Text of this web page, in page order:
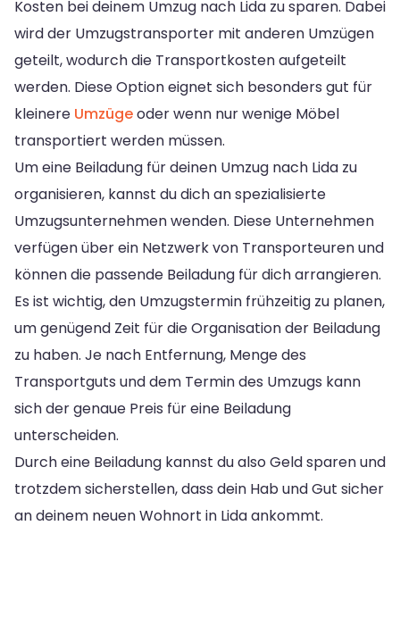
Kosten bei deinem Umzug nach Lida zu sparen. Dabei
wird der Umzugstransporter mit anderen Umzügen
geteilt, wodurch die Transportkosten aufgeteilt
werden. Diese Option eignet sich besonders gut für
kleinere Umzügeoder wenn nur wenige Möbel
transportiert werden müssen.
Um eine Beiladung für deinen Umzug nach Lida zu
organisieren, kannst du dich an spezialisierte
Umzugsunternehmen wenden. Diese Unternehmen
verfügen über ein Netzwerk von Transporteuren und
können die passende Beiladung für dich arrangieren.
Es ist wichtig, den Umzugstermin frühzeitig zu planen,
um genügend Zeit für die Organisation der Beiladung
zu haben. Je nach Entfernung, Menge des
Transportguts und dem Termin des Umzugs kann
sich der genaue Preis für eine Beiladung
unterscheiden.
Durch eine Beiladung kannst du also Geld sparen und
trotzdem sicherstellen, dass dein Hab und Gut sicher
an deinem neuen Wohnort in Lida ankommt.